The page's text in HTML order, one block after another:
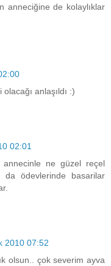
anneciğine de kolaylıklar
anlaşıldı :)
02:01
ne güzel reçel
da ödevlerinde basarilar
2010 07:52
olsun.. çok severim ayva